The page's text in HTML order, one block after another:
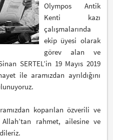
Olympos Antik
Kenti kazı
çalışmalarında
ekip üyesi olarak
görev alan ve
SERTEL’in 19 Mayıs 2019
ile aramızdan ayrıldığını
koparılan özverili ve
Allah’tan rahmet, ailesine ve